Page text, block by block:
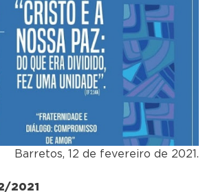
Barretos, 12 de fevereiro de 2021.
2021